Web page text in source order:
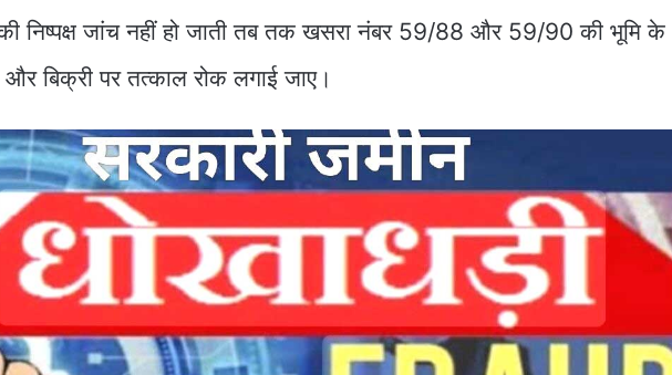
निष्पक्ष जांच नहीं हो जाती तब तक खसरा नंबर 59/88 और 59/90 की भूमि के
बिक्री पर तत्काल रोक लगाई जाए।